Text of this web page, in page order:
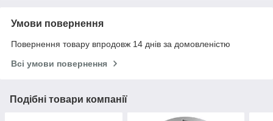
Умови повернення
Повернення товару впродовж 14 днів за домовленістю
Всі умови повернення
Подібні товари компанії